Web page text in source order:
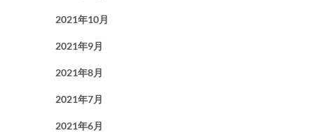
2021年10月
2021年9月
2021年8月
2021年7月
2021年6月